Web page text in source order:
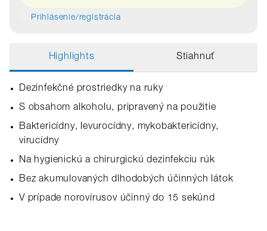
Prihlásenie/registrácia
Highlights Stiahnuť
Dezinfekčné prostriedky na ruky
S obsahom alkoholu, pripravený na použitie
Baktericídny, levurocídny, mykobaktericídny,
virucídny
Na hygienickú a chirurgickú dezinfekciu rúk
Bez akumulovaných dlhodobých účinných látok
V prípade norovírusov účinný do 15 sekúnd